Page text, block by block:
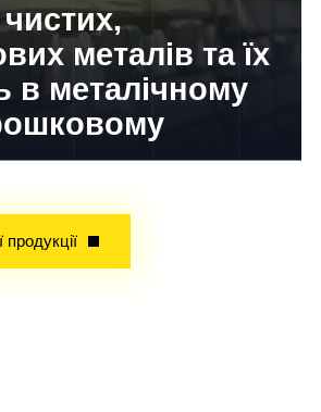
металів та їх
в металічному
продукції